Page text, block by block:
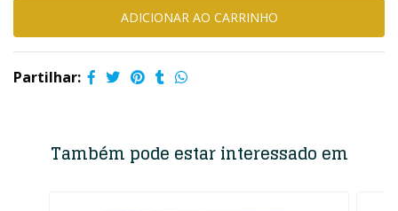
Partilhar:
Também pode estar interessado em